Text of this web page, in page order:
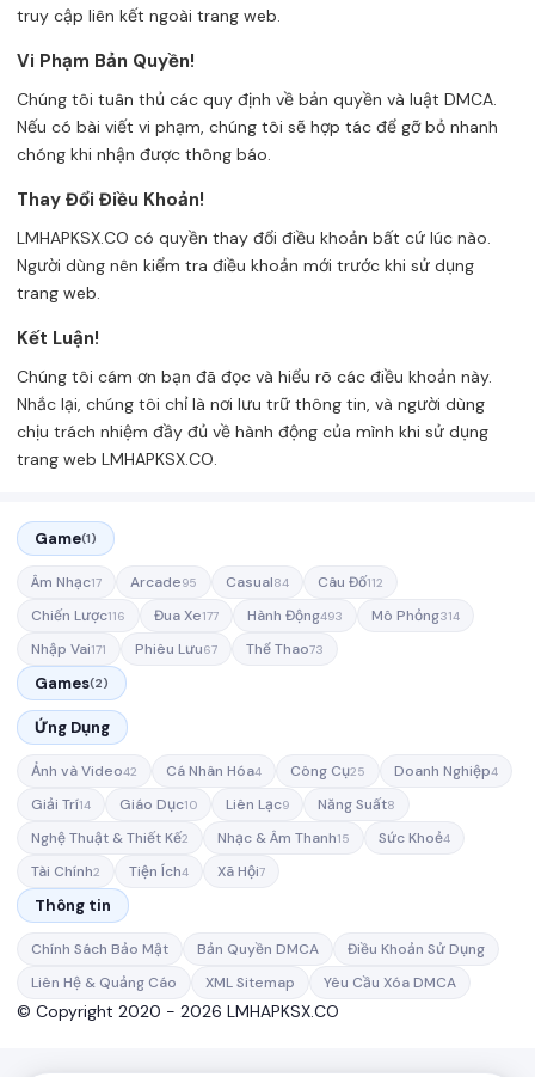
truy cập liên kết ngoài trang web.
Vi Phạm Bản Quyền!
Chúng tôi tuân thủ các quy định về bản quyền và luật DMCA.
Nếu có bài viết vi phạm, chúng tôi sẽ hợp tác để gỡ bỏ nhanh
chóng khi nhận được thông báo.
Thay Đổi Điều Khoản!
LMHAPKSX.CO có quyền thay đổi điều khoản bất cứ lúc nào.
Người dùng nên kiểm tra điều khoản mới trước khi sử dụng
trang web.
Kết Luận!
Chúng tôi cám ơn bạn đã đọc và hiểu rõ các điều khoản này.
Nhắc lại, chúng tôi chỉ là nơi lưu trữ thông tin, và người dùng
chịu trách nhiệm đầy đủ về hành động của mình khi sử dụng
trang web LMHAPKSX.CO.
Game(1)
Âm Nhạc17 Arcade95 Casual84 Câu Đố112
Chiến Lược116 Đua Xe177 Hành Động493 Mô Phỏng314
Nhập Vai171 Phiêu Lưu67 Thể Thao73
Games(2)
Ứng Dụng
Ảnh và Video42 Cá Nhân Hóa4 Công Cụ25 Doanh Nghiệp4
Giải Trí14 Giáo Dục10 Liên Lạc9 Năng Suất8
Nghệ Thuật & Thiết Kế2 Nhạc & Âm Thanh15 Sức Khoẻ4
Tài Chính2 Tiện Ích4 Xã Hội7
Thông tin
Chính Sách Bảo Mật Bản Quyền DMCA
Điều Khoản Sử Dụng
Liên Hệ & Quảng Cáo
XML Sitemap Yêu Cầu Xóa DMCA
© Copyright 2020 - 2026 LMHAPKSX.CO